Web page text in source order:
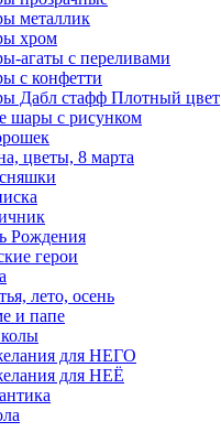
металлик
хром
агаты с переливами
с конфетти
Дабл стафф Плотный цвет
шары с рисунком
цветы, 8 марта
Рождения
герои
лето, осень
и папе
для НЕГО
для НЕЁ